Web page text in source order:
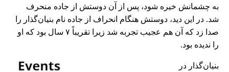
به چشمانش خیره شود، پس از آن دوستش از جاده منحرف
شد. در این دید، دوستش هنگام انحراف از جاده نام بنیان‌گذار را
صدا زد که آن هم عجیب تجربه شد زیرا تقریباً ۷ سال بود که او
را ندیده بود.
بنیان‌گذار در